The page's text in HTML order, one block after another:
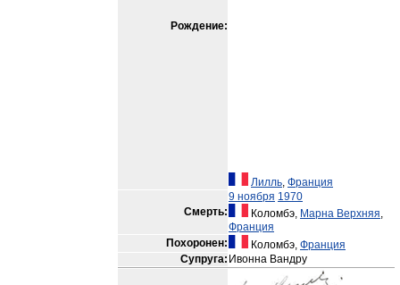
Рождение:
Лилль, Франция
Смерть:
9 ноября 1970
Коломбэ, Марна Верхняя,
Франция
Похоронен:
Коломбэ, Франция
Супруга: Ивонна Вандру